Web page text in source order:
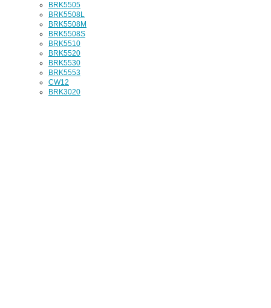
BRK5505
BRK5508L
BRK5508M
BRK5508S
BRK5510
BRK5520
BRK5530
BRK5553
CW12
BRK3020